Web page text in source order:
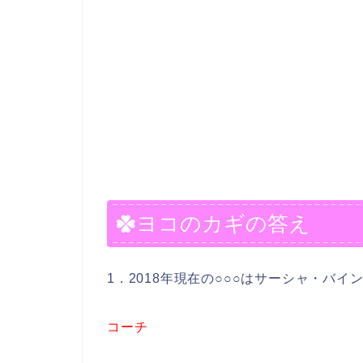
ヨコのカギの答え
1．2018年現在の○○○はサーシャ・バイン
コーチ